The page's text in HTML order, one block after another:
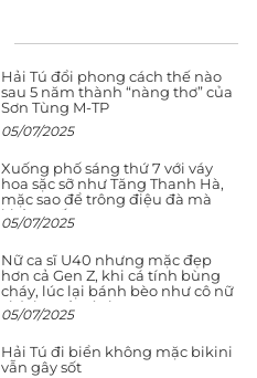
Hải Tú đổi phong cách thế nào
sau 5 năm thành “nàng thơ” của
Sơn Tùng M-TP
05/07/2025
Xuống phố sáng thứ 7 với váy
hoa sặc sỡ như Tăng Thanh Hà,
mặc sao để trông điệu đà mà
không sến
05/07/2025
Nữ ca sĩ U40 nhưng mặc đẹp
hơn cả Gen Z, khi cá tính bùng
cháy, lúc lại bánh bèo như cô nữ
chính ngôn tình
05/07/2025
Hải Tú đi biển không mặc bikini
vẫn gây sốt